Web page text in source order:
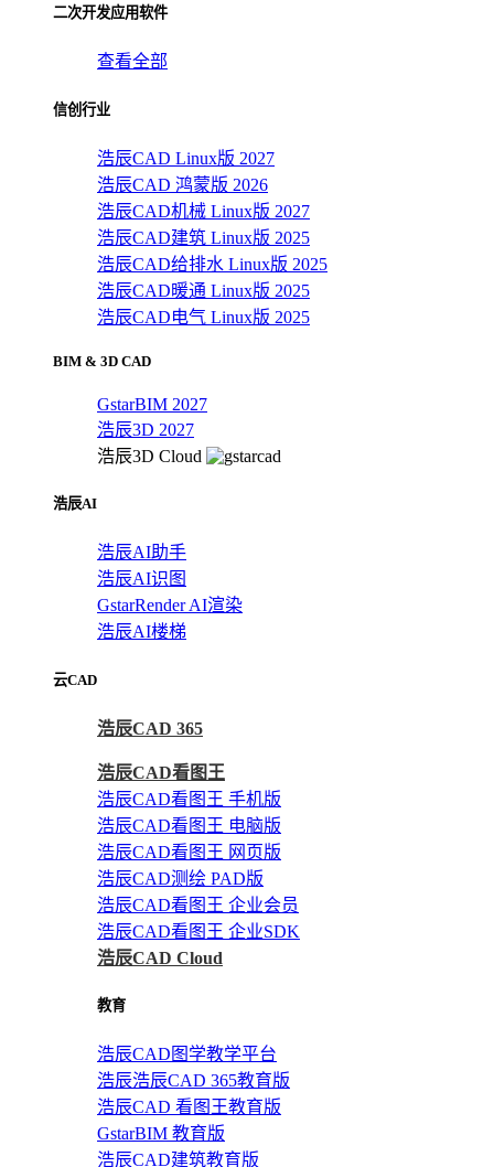
二次开发应用软件
查看全部
信创行业
浩辰CAD Linux版 2027
浩辰CAD 鸿蒙版 2026
浩辰CAD机械 Linux版 2027
浩辰CAD建筑 Linux版 2025
浩辰CAD给排水 Linux版 2025
浩辰CAD暖通 Linux版 2025
浩辰CAD电气 Linux版 2025
BIM & 3D CAD
GstarBIM 2027
浩辰3D 2027
浩辰3D Cloud
浩辰AI
浩辰AI助手
浩辰AI识图
GstarRender AI渲染
浩辰AI楼梯
云CAD
浩辰CAD 365
浩辰CAD看图王
浩辰CAD看图王 手机版
浩辰CAD看图王 电脑版
浩辰CAD看图王 网页版
浩辰CAD测绘 PAD版
浩辰CAD看图王 企业会员
浩辰CAD看图王 企业SDK
浩辰CAD Cloud
教育
浩辰CAD图学教学平台
浩辰浩辰CAD 365教育版
浩辰CAD 看图王教育版
GstarBIM 教育版
浩辰CAD建筑教育版